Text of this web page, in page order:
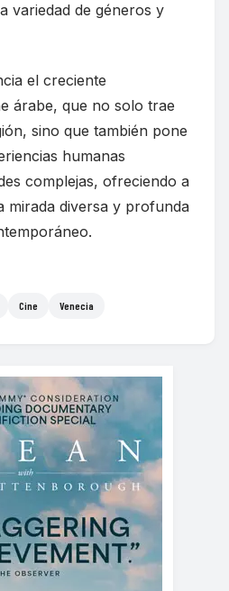
variedad de géneros y
el creciente
árabe, que no solo trae
sino que también pone
humanas
complejas, ofreciendo a
mirada diversa y profunda
Cine Venecia